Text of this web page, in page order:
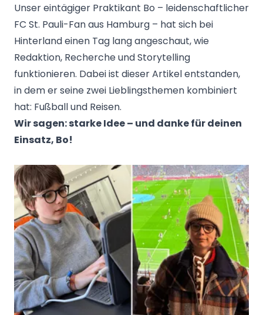
Unser eintägiger Praktikant Bo – leidenschaftlicher
FC St. Pauli-Fan aus Hamburg – hat sich bei
Hinterland einen Tag lang angeschaut, wie
Redaktion, Recherche und Storytelling
funktionieren. Dabei ist dieser Artikel entstanden,
in dem er seine zwei Lieblingsthemen kombiniert
hat: Fußball und Reisen.
Wir sagen: starke Idee – und danke für deinen
Einsatz, Bo!